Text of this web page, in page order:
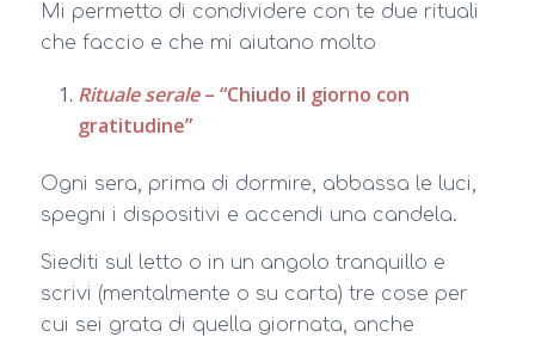
Mi permetto di condividere con te due rituali
che faccio e che mi aiutano molto
Rituale serale– “Chiudo il giorno con
gratitudine”
Ogni sera, prima di dormire, abbassa le luci,
spegni i dispositivi e accendi una candela.
Siediti sul letto o in un angolo tranquillo e
scrivi (mentalmente o su carta) tre cose per
cui sei grata di quella giornata, anche